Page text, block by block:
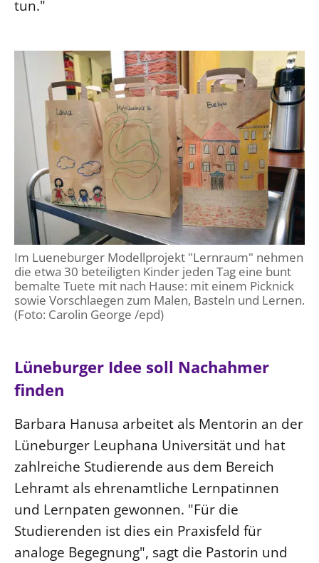
tun."
Im Lueneburger Modellprojekt "Lernraum" nehmen
die etwa 30 beteiligten Kinder jeden Tag eine bunt
bemalte Tuete mit nach Hause: mit einem Picknick
sowie Vorschlaegen zum Malen, Basteln und Lernen.
(Foto: Carolin George /epd)
Lüneburger Idee soll Nachahmer
finden
Barbara Hanusa arbeitet als Mentorin an der
Lüneburger Leuphana Universität und hat
zahlreiche Studierende aus dem Bereich
Lehramt als ehrenamtliche Lernpatinnen
und Lernpaten gewonnen. "Für die
Studierenden ist dies ein Praxisfeld für
analoge Begegnung", sagt die Pastorin und